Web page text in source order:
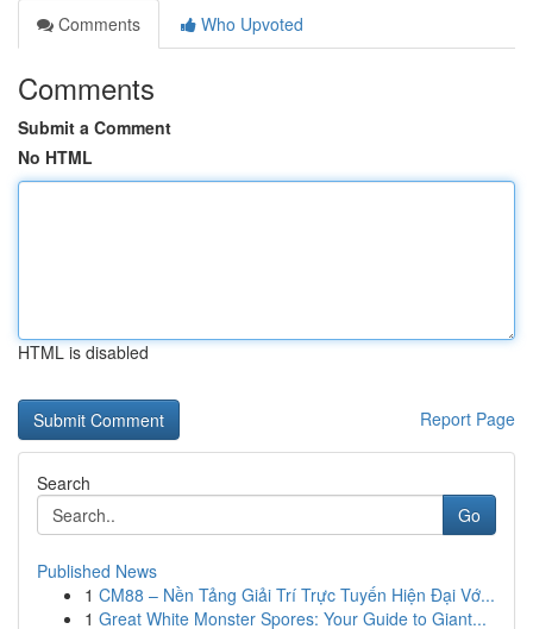
Comments
Who Upvoted
Comments
Submit a Comment
No HTML
HTML is disabled
Report Page
Search
Go
Published News
1 CM88 – Nền Tảng Giải Trí Trực Tuyến Hiện Đại Vớ...
1 Great White Monster Spores: Your Guide to Giant...